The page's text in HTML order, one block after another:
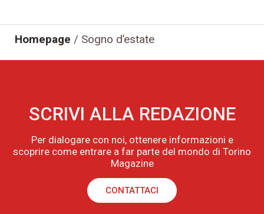
Homepage / Sogno d’estate
SCRIVI ALLA REDAZIONE
Per dialogare con noi, ottenere informazioni e
scoprire come entrare a far parte del mondo di Torino
Magazine
CONTATTACI